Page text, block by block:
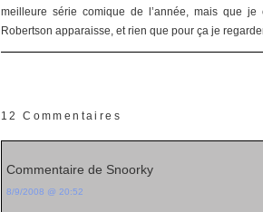
meilleure série comique de l’année, mais que je
Robertson apparaisse, et rien que pour ça je
12 Commentaires
Commentaire de Snoorky
8/9/2008 @ 20:52